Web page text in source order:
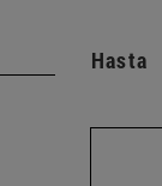
Hasta